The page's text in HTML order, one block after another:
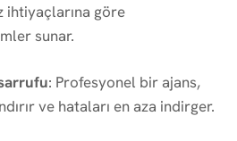
ihtiyaçlarına göre
sunar.
: Profesyonel bir ajans,
ve hataları en aza indirger.